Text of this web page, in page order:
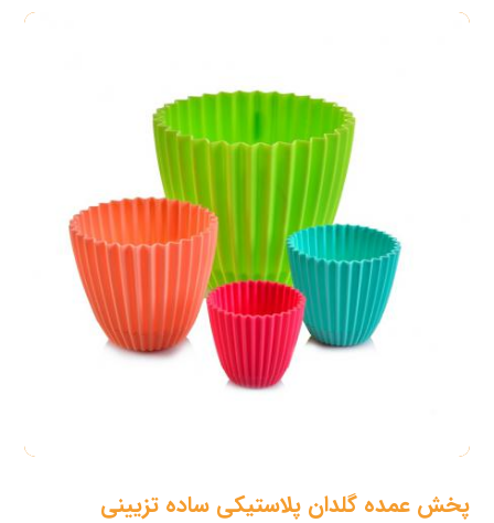
پخش عمده گلدان پلاستیکی ساده تزیینی